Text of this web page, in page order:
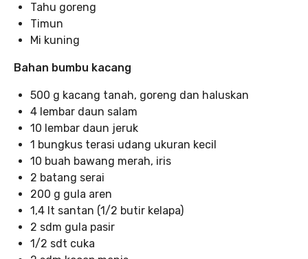
Tahu goreng
Timun
Mi kuning
Bahan bumbu kacang
500 g kacang tanah, goreng dan haluskan
4 lembar daun salam
10 lembar daun jeruk
1 bungkus terasi udang ukuran kecil
10 buah bawang merah, iris
2 batang serai
200 g gula aren
1,4 lt santan (1/2 butir kelapa)
2 sdm gula pasir
1/2 sdt cuka